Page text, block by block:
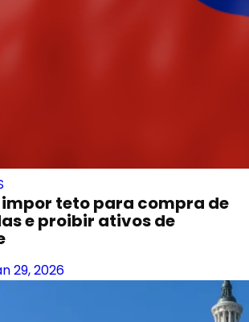
impor teto para compra de
e proibir ativos de
29, 2026